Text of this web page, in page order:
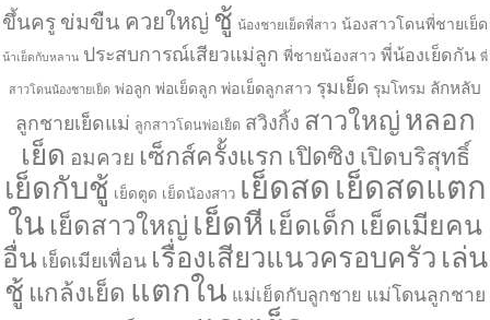
ขึ้นครู ข่มขืน ควยใหญ่ ชู้ น้องชายเย็ดพี่สาว น้องสาวโดนพี่ชายเย็ด
น้าเย็ดกับหลาน ประสบการณ์เสียวแม่ลูก พี่ชายน้องสาว พี่น้องเย็ดกัน พี่
สาวโดนน้องชายเย็ด พ่อลูก พ่อเย็ดลูก พ่อเย็ดลูกสาว รุมเย็ด รุมโทรม ลักหลับ
ลูกชายเย็ดแม่ ลูกสาวโดนพ่อเย็ด สวิงกิ้ง สาวใหญ่ หลอก
เย็ด อมควย เซ็กส์ครั้งแรก เปิดซิง เปิดบริสุทธิ์
เย็ดกับชู้ เย็ดตูด เย็ดน้องสาว เย็ดสด เย็ดสดแตก
ใน เย็ดสาวใหญ่ เย็ดหี เย็ดเด็ก เย็ดเมียคน
อื่น เย็ดเมียเพื่อน เรื่องเสียวแนวครอบครัว เล่น
ชู้ แกล้งเย็ด แตกใน แม่เย็ดกับลูกชาย แม่โดนลูกชาย